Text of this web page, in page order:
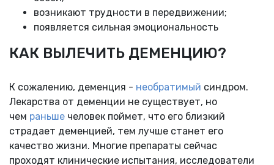
возникают трудности в передвижении;
появляется сильная эмоциональность
КАК ВЫЛЕЧИТЬ ДЕМЕНЦИЮ?
К сожалению, деменция - необратимый синдром.
Лекарства от деменции не существует, но
чем раньше человек поймет, что его близкий
страдает деменцией, тем лучше станет его
качество жизни. Многие препараты сейчас
проходят клинические испытания, исследователи